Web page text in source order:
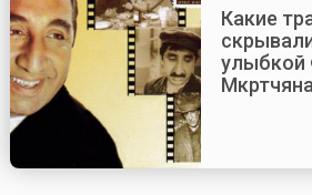
Какие
улыбкой